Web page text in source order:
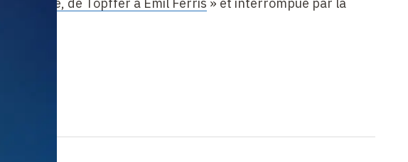
dessinée, de Töpffer à Emil Ferris » et interrompue par la